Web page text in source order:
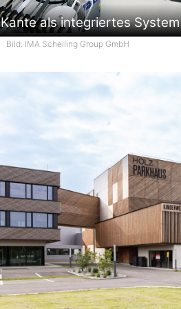
Kante als integriertes System
Bild: IMA Schelling Group GmbH